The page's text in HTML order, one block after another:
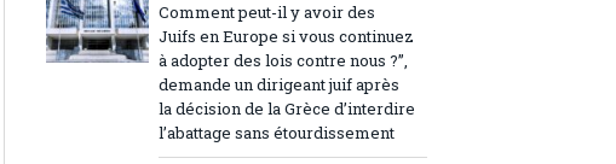
Comment peut-il y avoir des
Juifs en Europe si vous continuez
à adopter des lois contre nous ?”,
demande un dirigeant juif après
la décision de la Grèce d’interdire
l’abattage sans étourdissement